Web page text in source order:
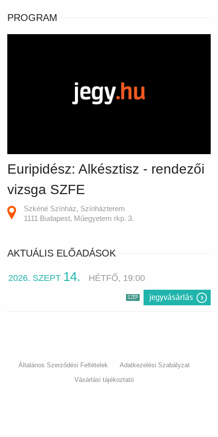
PROGRAM
Euripidész: Alkésztisz - rendezői
vizsga SZFE
Szkéné Színház, Színházterem
1111 Budapest, Műegyetem rkp. 3.
AKTUÁLIS ELŐADÁSOK
2026. SZEPT 14. HÉTFŐ, 19:00
jegyvásárlás
SZÉP
Általános Szerződési Feltételek
Adatkezelési Szabályzat
Vásárlási tájékoztató